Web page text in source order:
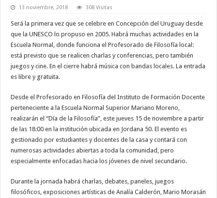
13 noviembre, 2018 308 Visitas
Será la primera vez que se celebre en Concepción del Uruguay desde
que la UNESCO lo propuso en 2005. Habrá muchas actividades en la
Escuela Normal, donde funciona el Profesorado de Filosofía local:
está previsto que se realicen charlas y conferencias, pero también
juegos y cine. En el cierre habrá música con bandas locales. La entrada
es libre y gratuita.
Desde el Profesorado en Filosofía del Instituto de Formación Docente
perteneciente a la Escuela Normal Superior Mariano Moreno,
realizarán el “Día de la Filosofía”, este jueves 15 de noviembre a partir
de las 18:00 en la institución ubicada en Jordana 50. El evento es
gestionado por estudiantes y docentes de la casa y contará con
numerosas actividades abiertas a toda la comunidad, pero
especialmente enfocadas hacia los jóvenes de nivel secundario.
Durante la jornada habrá charlas, debates, paneles, juegos
filosóficos, exposiciones artísticas de Analía Calderón, Mario Morasán